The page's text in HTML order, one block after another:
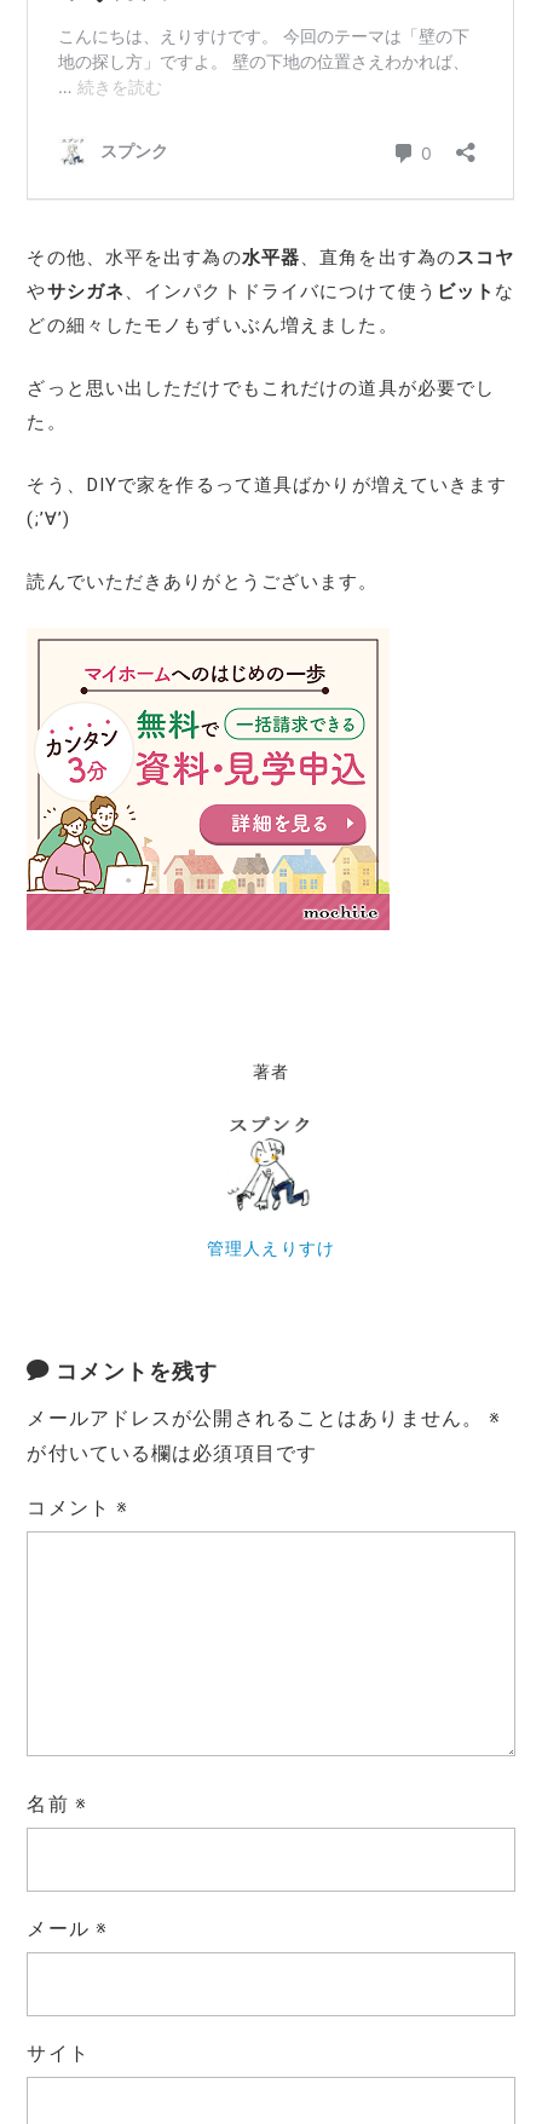
その他、水平を出す為の水平器、直角を出す為のスコヤ
やサシガネ 、インパクトドライバにつけて使う ビット な
どの細々したモノもずいぶん増えました。
ざっと思い出しただけでもこれだけの道具が必要でし
た。
そう、DIYで家を作るって道具ばかりが増えていきます
(;’∀’)
読んでいただきありがとうございます。
著者
管理人えりすけ
コメントを残す
メールアドレスが公開されることはありません。
※
が付いている欄は必須項目です
コメント※
名前 ※
メール ※
サイト